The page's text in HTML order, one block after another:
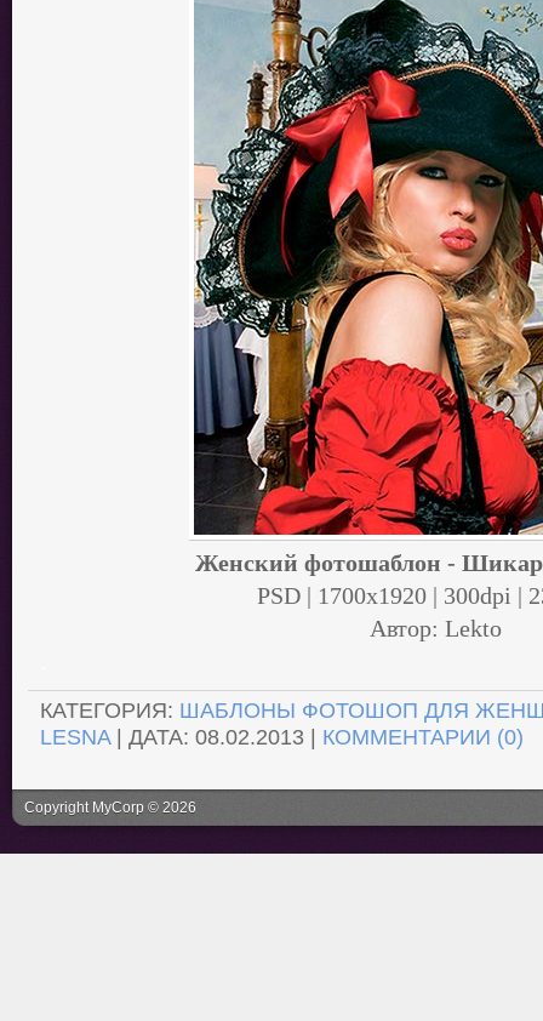
Женский фотошаблон -
PSD | 1700x1920 | 300dpi |
Автор: Lekto
КАТЕГОРИЯ: ШАБЛОНЫ ФОТОШОП ДЛЯ
LESNA| ДАТА: 08.02.2013 | КОММЕНТАРИИ (0)
Copyright MyCorp © 2026